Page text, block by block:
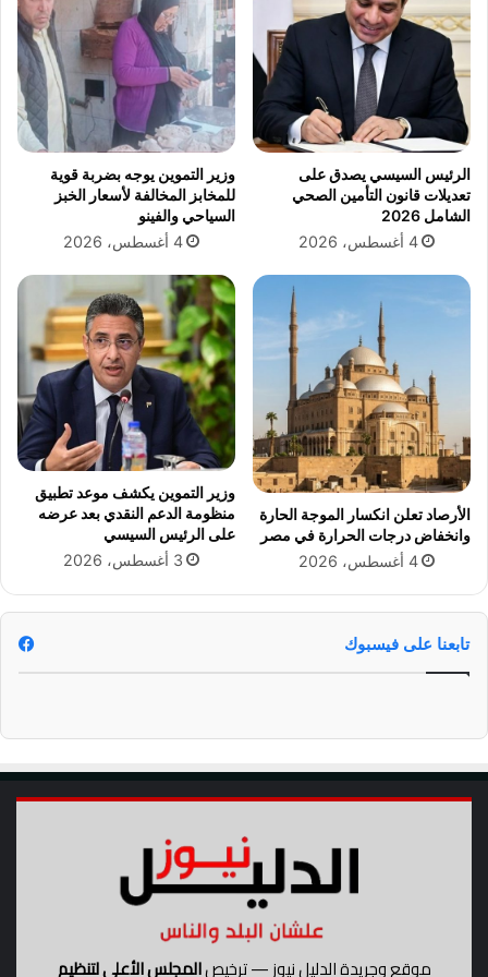
ي
ت
ؤ
د
د
ع
م
م
ص
ذ
م
م
ص
و
)
و
ج
ب
د
و
ر
ي
ا
و
د
ا
ل
ف
و
ز
ل
ى
م
ر
ي
الرئيس السيسي يصدق على
تعديلات قانون التأمين الصحي
الشامل 2026
4 أغسطس، 2026
وزير التموين يوجه بضربة قوية
للمخابز المخالفة لأسعار الخبز
السياحي والفينو
4 أغسطس، 2026
الأرصاد تعلن انكسار الموجة الحارة
وانخفاض درجات الحرارة في مصر
4 أغسطس، 2026
وزير التموين يكشف موعد تطبيق
منظومة الدعم النقدي بعد عرضه
على الرئيس السيسي
3 أغسطس، 2026
تابعنا على فيسبوك
موقع وجريدة الدليل نيوز — ترخيصالمجلس الأعلى لتنظيم